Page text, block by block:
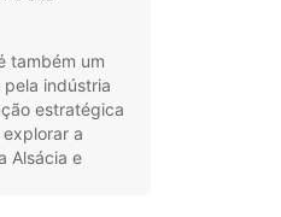
também um
indústria
estratégica
a
Alsácia e